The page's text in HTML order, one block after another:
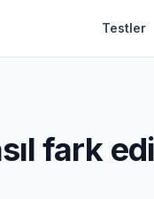
Testler
fark